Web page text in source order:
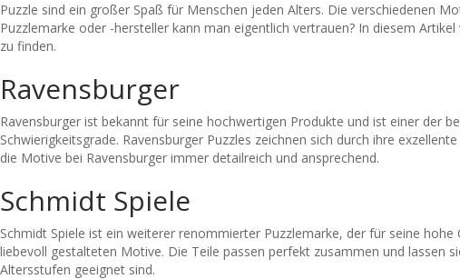
Puzzle sind ein großer Spaß für Menschen jeden Alters. Die verschiedenen
Puzzlemarke oder -hersteller kann man eigentlich vertrauen? In diesem
zu finden.
Ravensburger
Ravensburger ist bekannt für seine hochwertigen Produkte und ist einer der
Schwierigkeitsgrade. Ravensburger Puzzles zeichnen sich durch ihre
die Motive bei Ravensburger immer detailreich und ansprechend.
Schmidt Spiele
Schmidt Spiele ist ein weiterer renommierter Puzzlemarke, der für seine
liebevoll gestalteten Motive. Die Teile passen perfekt zusammen und lassen
Altersstufen geeignet sind.